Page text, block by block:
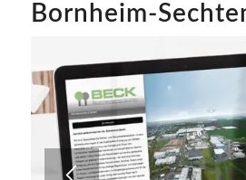
Bornheim-